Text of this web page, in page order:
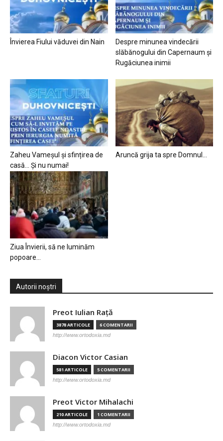
Învierea Fiului văduvei din Nain
Despre minunea vindecării
slăbănogului din Capernaum și
Rugăciunea inimii
Zaheu Vameșul și sfințirea de
casă… Și nu numai!
Aruncă grija ta spre Domnul…
Ziua Învierii, să ne luminăm
popoare…
Autorii noștri
Preot Iulian Raţă
3878 ARTICOLE 6 COMENTARII
http://www.ortodoxia.md
Diacon Victor Casian
581 ARTICOLE 5 COMENTARII
http://www.ortodoxia.md
Preot Victor Mihalachi
210 ARTICOLE 1 COMENTARII
http://www.ortodoxia.md